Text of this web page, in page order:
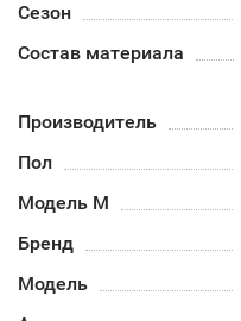
Сезон
Состав материала
Производитель
Пол
Модель М
Бренд
Модель